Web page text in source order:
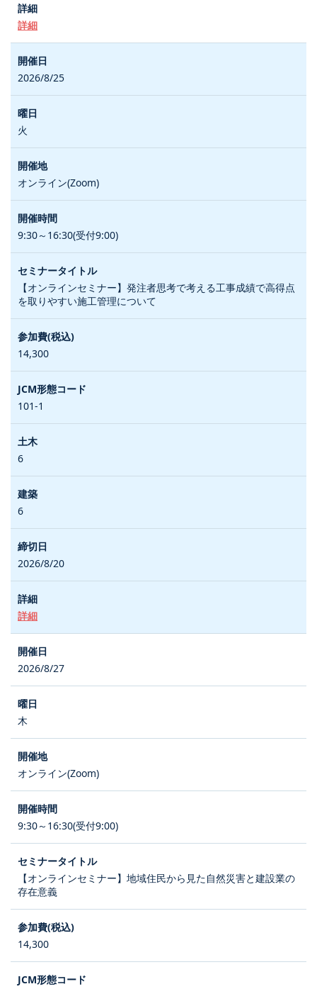
詳細
2026/8/25
火
オンライン(Zoom)
9:30～16:30(受付9:00)
【オンラインセミナー】発注者思考で考える工事成績で高得点
を取りやすい施工管理について
14,300
101-1
6
6
2026/8/20
詳細
2026/8/27
木
オンライン(Zoom)
9:30～16:30(受付9:00)
【オンラインセミナー】地域住民から見た自然災害と建設業の
存在意義
14,300